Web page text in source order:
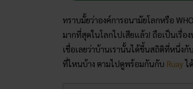
ทราบมั้ยว่าองค์การอนามัยโลกหรือ
มากที่สุดในโลกไปเสียแล้ว! ถือเป็นเรื่อ
เชื่อเลยว่าบ้านเรานั้นได้ขึ้นสถิติที่หนึ่งกั
ที่ไหนบ้าง ตามไปดูพร้อมกันกับ Ruayไ